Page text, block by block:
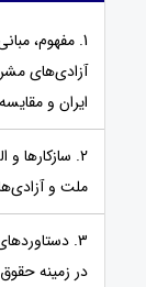
1. مفهوم،
آزادی‌های
ایران و
2. سازکارها
ملت و
3.
در زمینه